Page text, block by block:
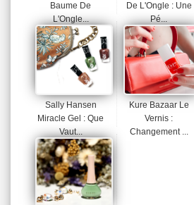
Baume De
L'Ongle...
De L'Ongle : Une
Pé...
Sally Hansen
Miracle Gel : Que
Vaut...
Kure Bazaar Le
Vernis :
Changement ...